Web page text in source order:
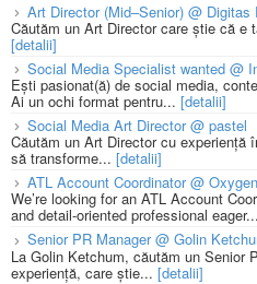
Art Director (Mid–Senior) @ Digitas
Căutăm un Art Director care știe că e
[detalii]
Social Media Specialist wanted @
Ești pasionat(ă) de social media,
Ai un ochi format pentru... [detalii]
Social Media Art Director @ pastel
Căutăm un Art Director cu experiență
să transforme... [detalii]
ATL Account Coordinator @ Oxygen
We’re looking for an ATL Account
and detail-oriented professional eager...
Senior PR Manager @ Golin
La Golin Ketchum, căutăm un Senior
experiență, care știe... [detalii]